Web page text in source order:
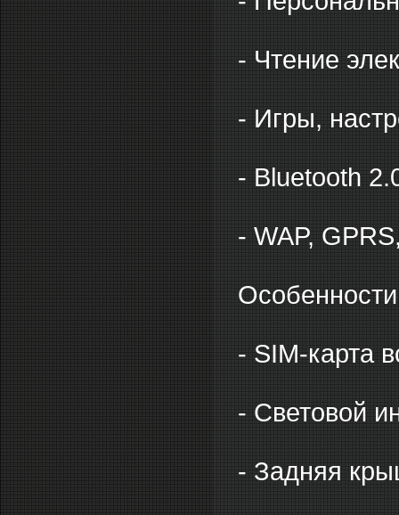
- Чтение
- Игры,
- Bluetooth
- WAP,
- SIM-карта
- Световой
- Задняя